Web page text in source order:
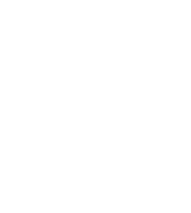
de la
digital: el
de la violencia en
para la